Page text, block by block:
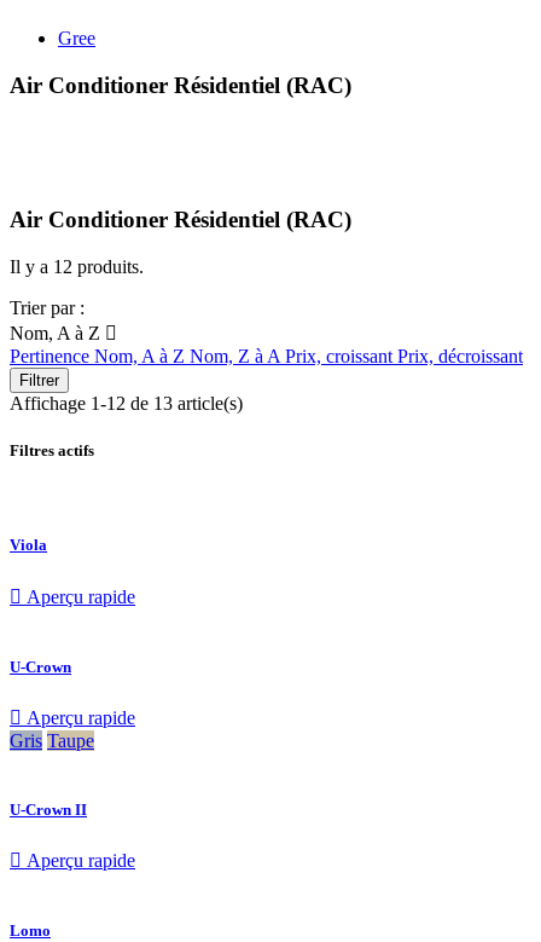
Gree
Air Conditioner Résidentiel (RAC)
Air Conditioner Résidentiel (RAC)
Il y a 12 produits.
Trier par :
Nom, A à Z 
Pertinence Nom, A à Z Nom, Z à A Prix, croissant Prix, décroissant
Filtrer
Affichage 1-12 de 13 article(s)
Filtres actifs
Viola
 Aperçu rapide
U-Crown
 Aperçu rapide
Gris Taupe
U-Crown II
 Aperçu rapide
Lomo